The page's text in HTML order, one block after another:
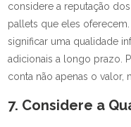
considere a reputação
pallets que eles
significar uma qualidade
adicionais a longo prazo.
conta não apenas o valor,
7. Considere a